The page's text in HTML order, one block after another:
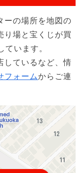
ーの場所を地図の
り場と宝くじが買
ています。
しているなど、情
フォームからご連